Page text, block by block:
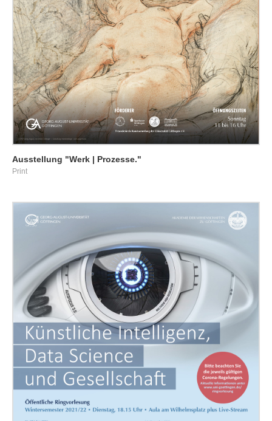
Ausstellung "Werk | Prozesse."
Print